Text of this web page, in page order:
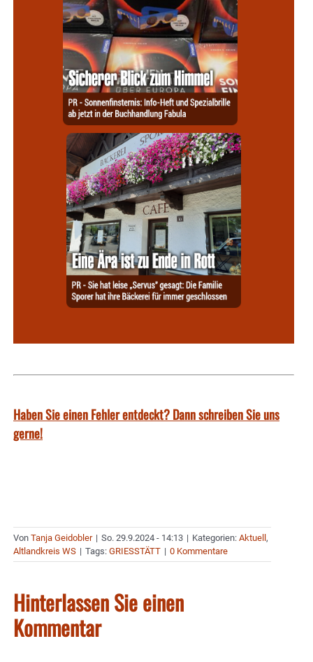
Haben Sie einen Fehler entdeckt? Dann schreiben Sie uns
gerne!
Von Tanja Geidobler | So. 29.9.2024 - 14:13 | Kategorien: Aktuell,
Altlandkreis WS | Tags: GRIESSTÄTT | 0 Kommentare
Hinterlassen Sie einen
Kommentar